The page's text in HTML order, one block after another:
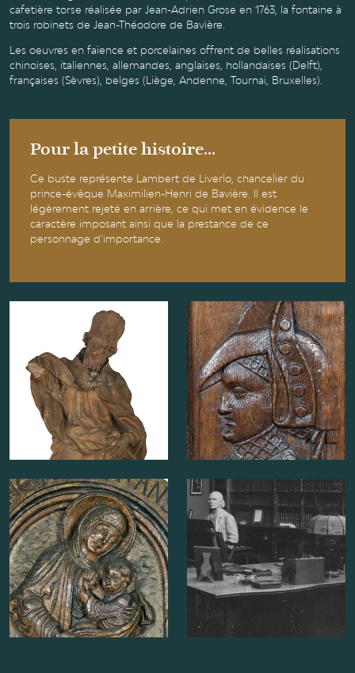
cafetière torse réalisée par Jean-Adrien Grose en 1763, la fontaine à
trois robinets de Jean-Théodore de Bavière.
Les oeuvres en faïence et porcelaines offrent de belles réalisations
chinoises, italiennes, allemandes, anglaises, hollandaises (Delft),
françaises (Sèvres), belges (Liège, Andenne, Tournai, Bruxelles).
Pour la petite histoire...
Ce buste représente Lambert de Liverlo, chancelier du
prince-évêque Maximilien-Henri de Bavière. Il est
légèrement rejeté en arrière, ce qui met en évidence le
caractère imposant ainsi que la prestance de ce
personnage d’importance.
Saint Domitien
EN SAVOIR PLUSSUR
SAINT
DOMITIEN
Armoire dite
d’Erard de la
Marck
EN SAVOIR PLUSSUR
DITE
DE
LA
MARCK
La Vierge à l’Enfant
dite « Vierge de
Dom Rupert »
EN SAVOIR PLUSSUR
LA
Le Studio Eugène
Ysaye
EN SAVOIR PLUS
SUR
LE